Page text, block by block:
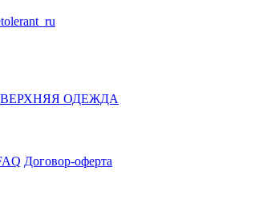
ВЕРХНЯЯ ОДЕЖДА
Договор-оферта